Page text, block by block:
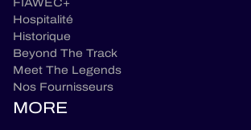
Hospitalité
Historique
Beyond The Track
Meet The Legends
Nos Fournisseurs
MORE